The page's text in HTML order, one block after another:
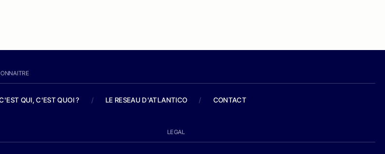
QUI, C'EST QUOI ? / LE RESEAU D'ATLANTICO / CONTACT
LEGAL